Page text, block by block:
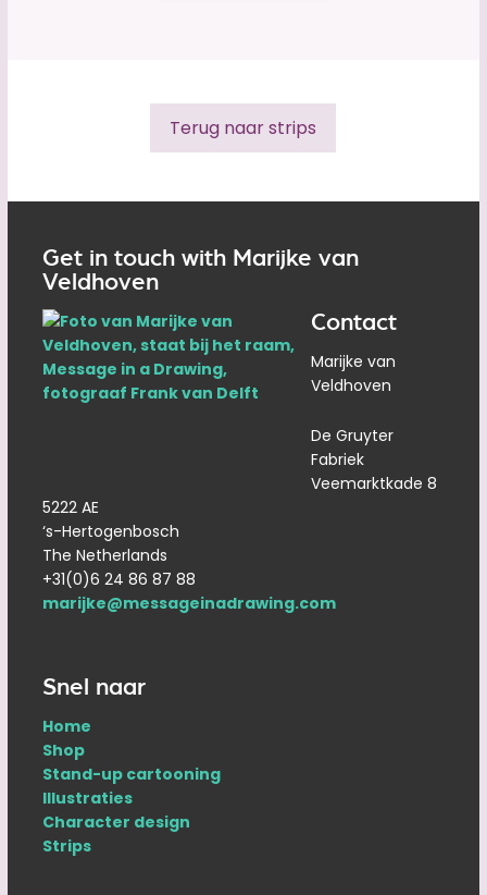
Terug naar strips
Get in touch with Marijke van
Veldhoven
Contact
Marijke van
Veldhoven
De Gruyter
Fabriek
Veemarktkade 8
5222 AE
‘s-Hertogenbosch
The Netherlands
+31(0)6 24 86 87 88
marijke@messageinadrawing.com
Snel naar
Home
Shop
Stand-up cartooning
Illustraties
Character design
Strips